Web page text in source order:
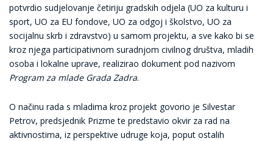
potvrdio sudjelovanje četiriju gradskih odjela (UO za kulturu i
sport, UO za EU fondove, UO za odgoj i školstvo, UO za
socijalnu skrb i zdravstvo) u samom projektu, a sve kako bi se
kroz njega participativnom suradnjom civilnog društva, mladih
osoba i lokalne uprave, realizirao dokument pod nazivom
Program za mlade Grada Zadra.
O načinu rada s mladima kroz projekt govorio je Silvestar
Petrov, predsjednik Prizme te predstavio okvir za rad na
aktivnostima, iz perspektive udruge koja, poput ostalih